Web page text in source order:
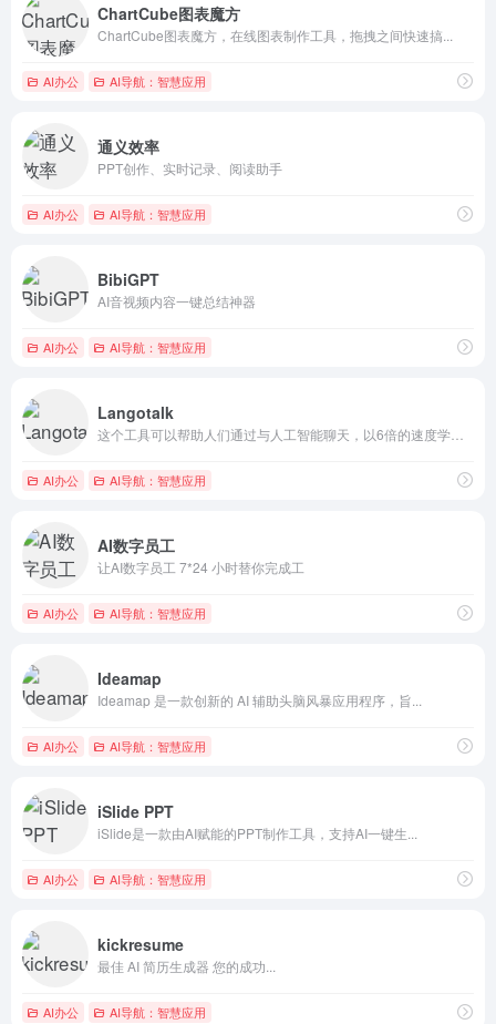
ChartCube图表魔方
ChartCube图表魔方，在线图表制作工具，拖拽之间快速搞...
AI办公 AI导航：智慧应用
通义效率
PPT创作、实时记录、阅读助手
AI办公 AI导航：智慧应用
BibiGPT
AI音视频内容一键总结神器
AI办公 AI导航：智慧应用
Langotalk
AI办公 AI导航：智慧应用
AI数字员工
让AI数字员工 7*24 小时替你完成工
AI办公 AI导航：智慧应用
Ideamap
Ideamap 是一款创新的 AI 辅助头脑风暴应用程序，旨...
AI办公 AI导航：智慧应用
iSlide PPT
iSlide是一款由AI赋能的PPT制作工具，支持AI一键生...
AI办公 AI导航：智慧应用
kickresume
最佳 AI 简历生成器 您的成功...
AI办公 AI导航：智慧应用